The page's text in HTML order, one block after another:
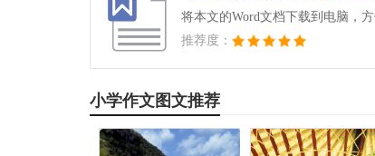
将本文的Word文档下载到电脑，
推荐度：
小学作文图文推荐